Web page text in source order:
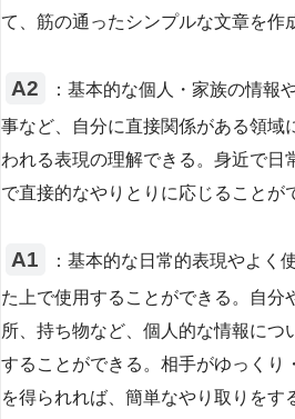
て、筋の通ったシンプルな文章を作
A2
：基本的な個人・家族の情報
事など、自分に直接関係がある領域
われる表現の理解できる。身近で日
で直接的なやりとりに応じることが
Α1
：基本的な日常的表現やよく
た上で使用することができる。自分
所、持ち物など、個人的な情報につ
することができる。相手がゆっくり
を得られれば、簡単なやり取りをす